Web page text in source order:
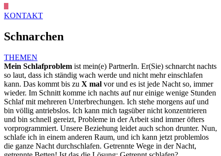
KONTAKT
Schnarchen
THEMEN
Mein Schlafproblem ist mein(e) PartnerIn. Er(Sie) schnarcht nachts
so laut, dass ich ständig wach werde und nicht mehr einschlafen
kann. Das kommt bis zu X mal vor und es ist jede Nacht so, immer
wieder. Im Schnitt komme ich nachts auf nur einige wenige Stunden
Schlaf mit mehreren Unterbrechungen. Ich stehe morgens auf und
bin völlig antriebslos. Ich kann mich tagsüber nicht konzentrieren
und bin schnell gereizt, Probleme in der Arbeit sind immer öfters
vorprogrammiert. Unsere Beziehung leidet auch schon drunter. Nun,
schlafe ich in einem anderen Raum, und ich kann jetzt problemlos
die ganze Nacht durchschlafen. Getrennte Wege in der Nacht,